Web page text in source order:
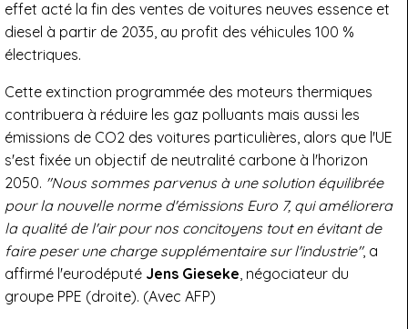
effet acté la fin des ventes de voitures neuves essence et
diesel à partir de 2035, au profit des véhicules 100 %
électriques.
Cette extinction programmée des moteurs thermiques
contribuera à réduire les gaz polluants mais aussi les
émissions de CO2 des voitures particulières, alors que l'UE
s'est fixée un objectif de neutralité carbone à l'horizon
2050. "Nous sommes parvenus à une solution équilibrée
pour la nouvelle norme d'émissions Euro 7, qui améliorera
la qualité de l'air pour nos concitoyens tout en évitant de
faire peser une charge supplémentaire sur l'industrie", a
affirmé l'eurodéputé Jens Gieseke , négociateur du
groupe PPE (droite). (Avec AFP)